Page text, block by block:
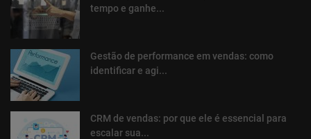
tempo e ganhe...
Gestão de performance em vendas: como
identificar e agi...
CRM de vendas: por que ele é essencial para
escalar sua...